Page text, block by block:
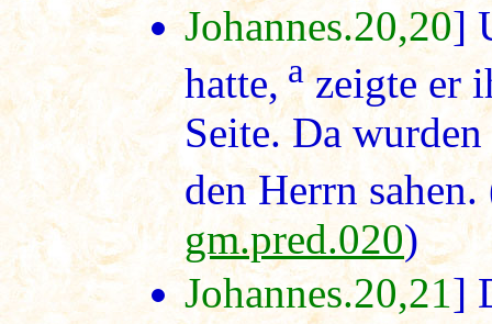
Johannes.20,20]
hatte, azeigte er
Seite. Da
den Herrn sahen.
gm.pred.020)
Johannes.20,21]